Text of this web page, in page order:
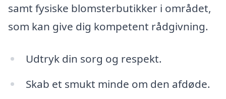
samt fysiske blomsterbutikker i området,
som kan give dig kompetent rådgivning.
Udtryk din sorg og respekt.
Skab et smukt minde om den afdøde.